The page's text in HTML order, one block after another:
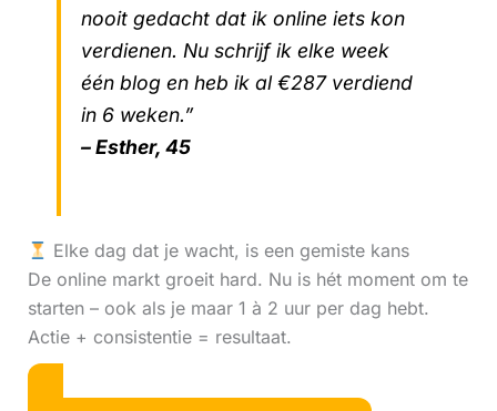
nooit gedacht dat ik online iets kon
verdienen. Nu schrijf ik elke week
één blog en heb ik al €287 verdiend
in 6 weken.”
– Esther, 45
Elke dag dat je wacht, is een gemiste kans
De online markt groeit hard. Nu is hét moment om te
starten – ook als je maar 1 à 2 uur per dag hebt.
Actie + consistentie = resultaat.